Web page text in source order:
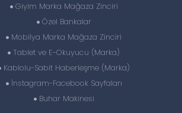
Giyim Marka Mağaza Zinciri
Özel Bankalar
Mobilya Marka Mağaza Zinciri
Tablet ve E-Okuyucu (Marka)
Kablolu-Sabit Haberleşme (Marka)
İnstagram-Facebook Sayfaları
Buhar Makinesi